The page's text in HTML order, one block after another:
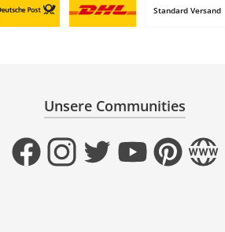
Standard Versand
Unsere Communities
FacebookInstagramTwitterYouTubePinterestWebsite